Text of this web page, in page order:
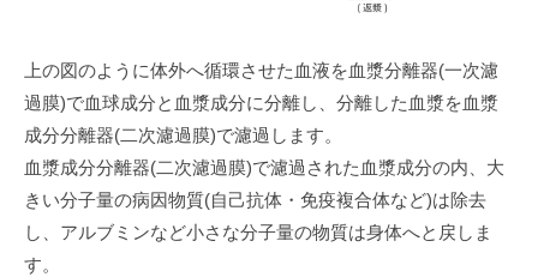
上の図のように体外へ循環させた血液を血漿分離器(一次濾
過膜)で血球成分と血漿成分に分離し、分離した血漿を血漿
成分分離器(二次濾過膜)で濾過します。
血漿成分分離器(二次濾過膜)で濾過された血漿成分の内、大
きい分子量の病因物質(自己抗体・免疫複合体など)は除去
し、アルブミンなど小さな分子量の物質は身体へと戻しま
す。